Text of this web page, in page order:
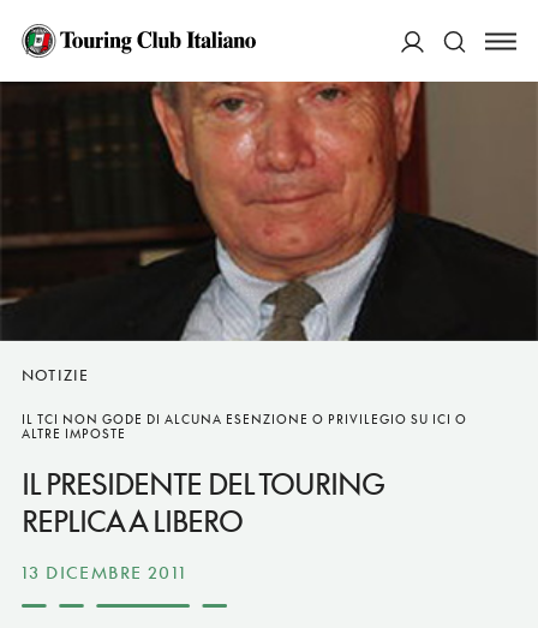
NOTIZIE
IL TCI NON GODE DI ALCUNA ESENZIONE O PRIVILEGIO SU ICI O
ALTRE IMPOSTE
IL PRESIDENTE DEL TOURING
REPLICA A LIBERO
13 DICEMBRE 2011